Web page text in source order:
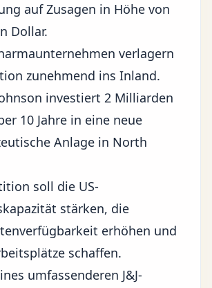
auf Zusagen in Höhe von
Dollar.
verlagern
zunehmend ins Inland.
investiert 2 Milliarden
10 Jahre in eine neue
Anlage in North
soll die US-
stärken, die
erhöhen und
schaffen.
umfassenderen J&J-